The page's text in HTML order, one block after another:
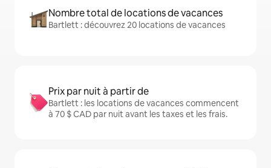
Nombre total de locations de vacances
Bartlett : découvrez 20 locations de vacances
Prix par nuit à partir de
Bartlett : les locations de vacances commencent
à 70 $ CAD par nuit avant les taxes et les frais.